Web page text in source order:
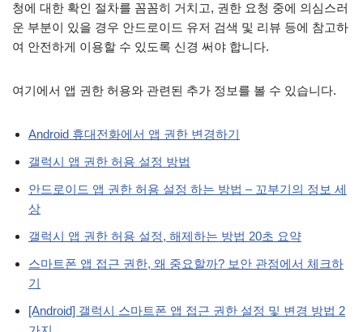
청에 대한 확인 절차를 꼼꼼히 거치고, 권한 요청 중에 의심스러
운 부분이 있을 경우 안드로이드 유저 검색 및 리뷰 등에 참고하
여 안전하게 이용할 수 있도록 신경 써야 합니다.
여기에서 앱 권한 허용와 관련된 추가 정보를 볼 수 있습니다.
Android 휴대전화에서 앱 권한 변경하기
갤럭시 앱 권한 허용 설정 방법
안드로이드 앱 권한 허용 설정 하는 방법 – 꼬부기의 정보 세
상
갤럭시 앱 권한 허용 설정, 해제하는 방법 20초 요약
스마트폰 앱 접근 권한, 왜 중요할까? 보안 관점에서 체크하
기
[Android] 갤럭시 스마트폰 앱 접근 권한 설정 및 변경 방법 2